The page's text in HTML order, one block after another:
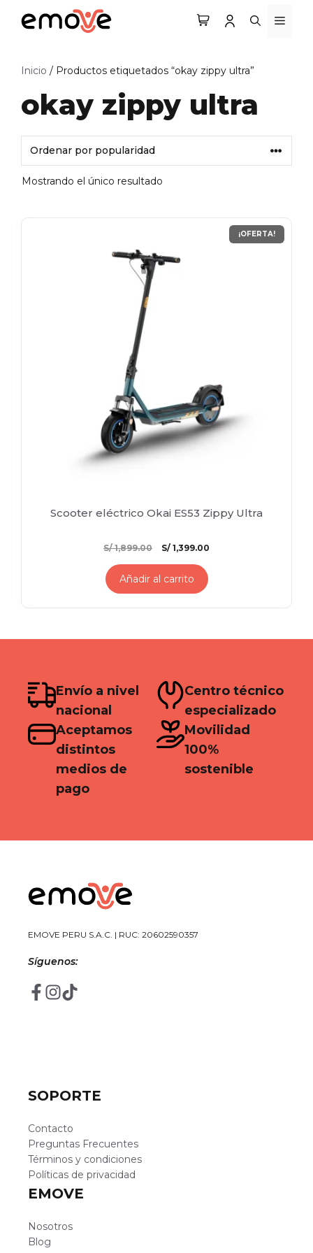
Inicio / Productos etiquetados “okay zippy ultra”
okay zippy ultra
Mostrando el único resultado
¡OFERTA!
Scooter eléctrico Okai ES53 Zippy Ultra
S/1,899.00
El
original
S/ 1,399.00
Añadir al carrito
Envío a nivel
nacional
Centro técnico
especializado
Aceptamos
distintos
medios de
pago
Movilidad
100%
sostenible
EMOVE PERU S.A.C. | RUC: 20602590357
Síguenos:
SOPORTE
Contacto
Preguntas Frecuentes
Términos y condiciones
Políticas de privacidad
EMOVE
Nosotros
Blog